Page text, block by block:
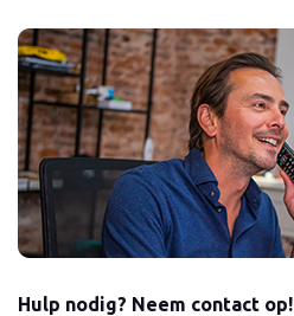
Hulp nodig? Neem contact op!